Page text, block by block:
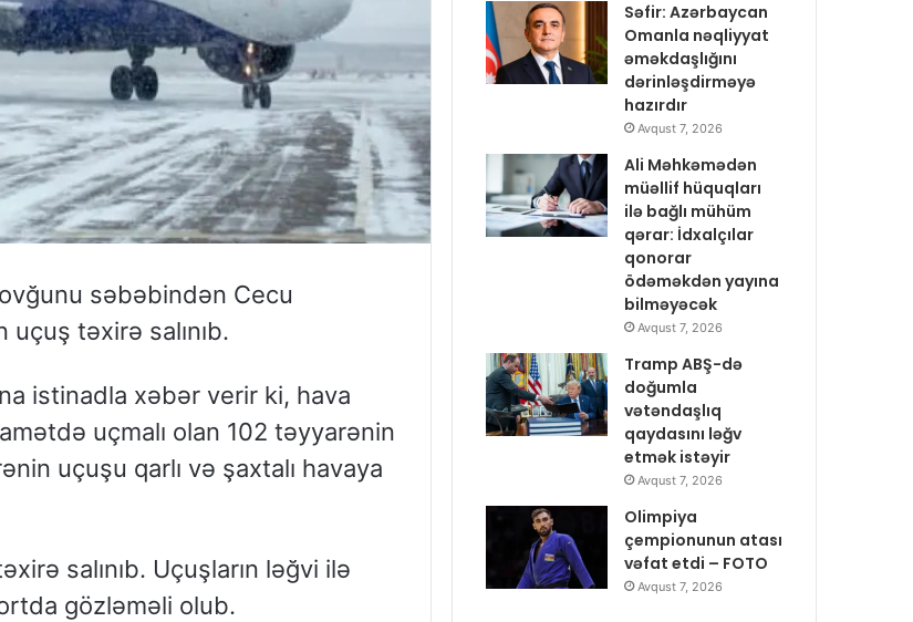
səbəbindən Cecu
uçuş təxirə salınıb.
istinadla xəbər verir ki, hava
uçmalı olan 102 təyyarənin
uçuşu qarlı və şaxtalı havaya
salınıb. Uçuşların ləğvi ilə
gözləməli olub.
Səfir: Azərbaycan
Omanla nəqliyyat
əməkdaşlığını
dərinləşdirməyə
hazırdır
Avqust 7, 2026
Ali Məhkəmədən
müəllif hüquqları
ilə bağlı mühüm
qərar: İdxalçılar
qonorar
ödəməkdən yayına
bilməyəcək
Avqust 7, 2026
Tramp ABŞ-də
doğumla
vətəndaşlıq
qaydasını ləğv
etmək istəyir
Avqust 7, 2026
Olimpiya
çempionunun atası
vəfat etdi – FOTO
Avqust 7, 2026